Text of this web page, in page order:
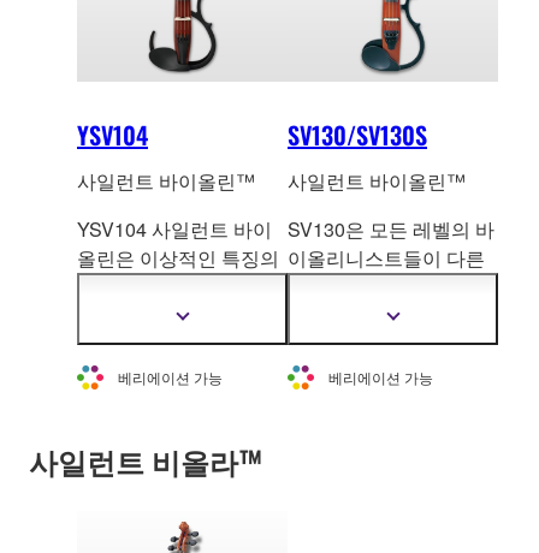
YSV104
사일런트 바이올린™
YSV104 사일런트 바이
올린은 이상적인 특징의
를 위한 연주력을 제공하
는 정제된 연습 악기로서
의 본래의 사일런트 바이
더
자
한
보
기
베리에이션 가능
SV130/SV130S
사일런트 바이올린™
SV130은 모든 레벨의 바
이올리니스트들이 다른
언제 어디서나 연습할 수
있도록 합니다.
더
자
한
베리에이션 가능
사일런트 비올라™